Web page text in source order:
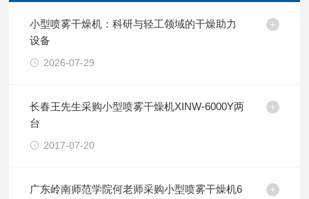
小型喷雾干燥机：科研与轻工领域的干燥助力
设备
2026-07-29
长春王先生采购小型喷雾干燥机XINW-6000Y两
台
2017-07-20
广东岭南师范学院何老师采购小型喷雾干燥机6